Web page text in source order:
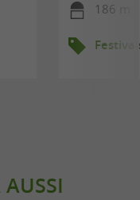
186 m
AUSSI